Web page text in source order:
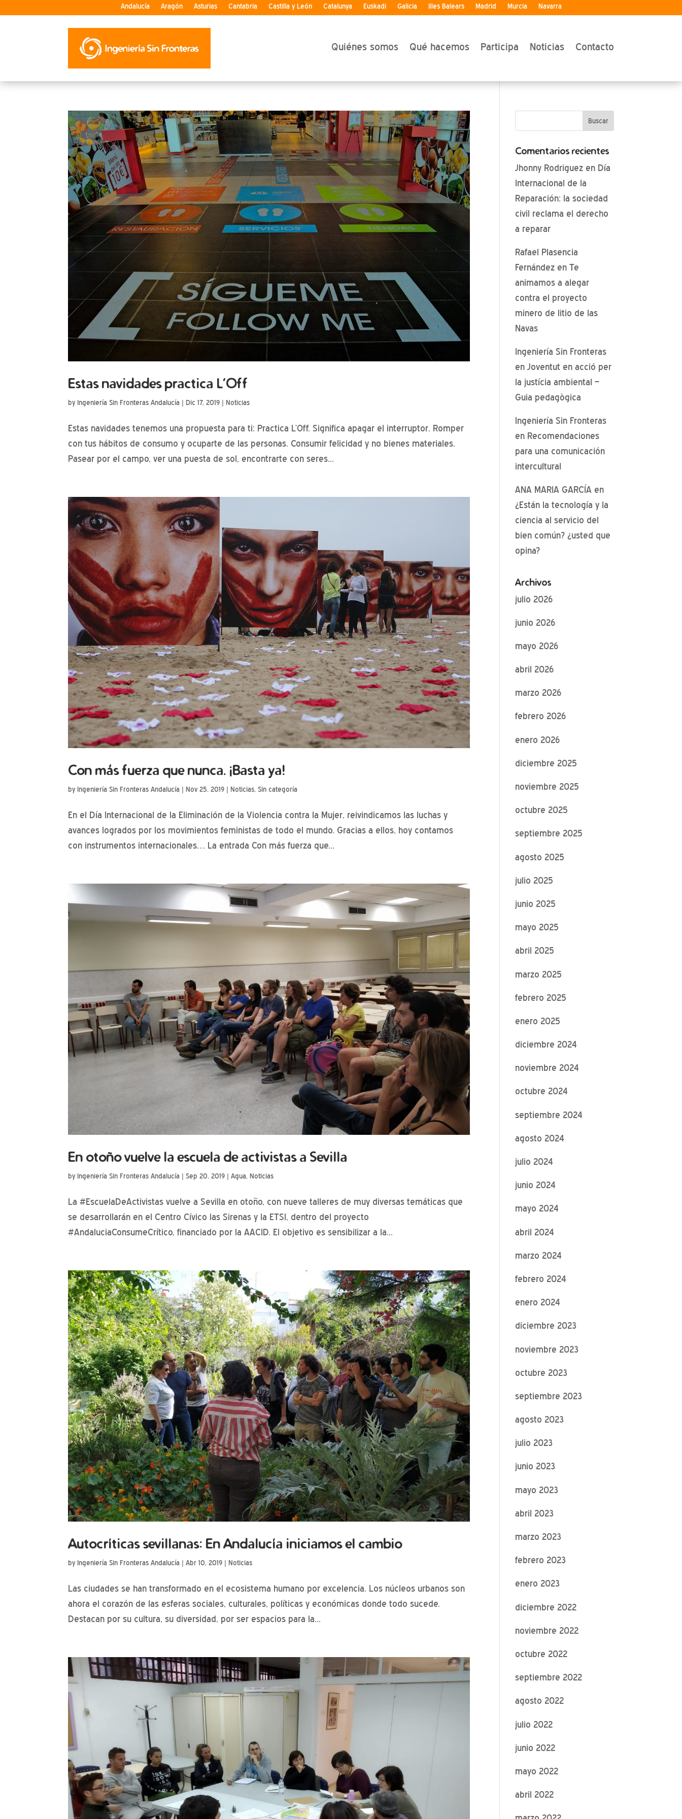
Andalucía Aragón Asturias Cantabria Castilla y León Catalunya Euskadi Galicia Illes Balears Madrid Murcia Navarra
Quiénes somos Qué hacemos Participa Noticias Contacto
Estas navidades practica L’Off
by Ingeniería Sin Fronteras Andalucía |Dic 17, 2019 |Noticias
Estas navidades tenemos una propuesta para ti: Practica L’Off. Significa apagar el interruptor. Romper
con tus hábitos de consumo y ocuparte de las personas. Consumir felicidad y no bienes materiales.
Pasear por el campo, ver una puesta de sol, encontrarte con seres...
Con más fuerza que nunca. ¡Basta ya!
by Ingeniería Sin Fronteras Andalucía |Nov 25, 2019 |Noticias,Sin categoría
En el Día Internacional de la Eliminación de la Violencia contra la Mujer, reivindicamos las luchas y
avances logrados por los movimientos feministas de todo el mundo. Gracias a ellos, hoy contamos
con instrumentos internacionales… La entrada Con más fuerza que...
En otoño vuelve la escuela de activistas a Sevilla
by Ingeniería Sin Fronteras Andalucía |Sep 20, 2019 |Agua,Noticias
La #EscuelaDeActivistas vuelve a Sevilla en otoño, con nueve talleres de muy diversas temáticas que
se desarrollarán en el Centro Cívico las Sirenas y la ETSI, dentro del proyecto
#AndaluciaConsumeCrítico, financiado por la AACID. El objetivo es sensibilizar a la...
Autocríticas sevillanas: En Andalucía iniciamos el cambio
by Ingeniería Sin Fronteras Andalucía |Abr 10, 2019 |Noticias
Las ciudades se han transformado en el ecosistema humano por excelencia. Los núcleos urbanos son
ahora el corazón de las esferas sociales, culturales, políticas y económicas donde todo sucede.
Destacan por su cultura, su diversidad, por ser espacios para la...
Comentarios recientes
Jhonny Rodriguez en Día
Internacional de la
Reparación: la sociedad
civil reclama el derecho
a reparar
Rafael Plasencia
Fernández enTe
animamos a alegar
contra el proyecto
minero de litio de las
Navas
Ingeniería Sin Fronteras
enJoventut en acció per
la justícia ambiental –
Guia pedagògica
Ingeniería Sin Fronteras
en Recomendaciones
para una comunicación
intercultural
ANA MARIA GARCÍA en
¿Están la tecnología y la
ciencia al servicio del
bien común? ¿usted que
opina?
Archivos
julio 2026
junio 2026
mayo 2026
abril 2026
marzo 2026
febrero 2026
enero 2026
diciembre 2025
noviembre 2025
octubre 2025
septiembre 2025
agosto 2025
julio 2025
junio 2025
mayo 2025
abril 2025
marzo 2025
febrero 2025
enero 2025
diciembre 2024
noviembre 2024
octubre 2024
septiembre 2024
agosto 2024
julio 2024
junio 2024
mayo 2024
abril 2024
marzo 2024
febrero 2024
enero 2024
diciembre 2023
noviembre 2023
octubre 2023
septiembre 2023
agosto 2023
julio 2023
junio 2023
mayo 2023
abril 2023
marzo 2023
febrero 2023
enero 2023
diciembre 2022
noviembre 2022
octubre 2022
septiembre 2022
agosto 2022
julio 2022
junio 2022
mayo 2022
abril 2022